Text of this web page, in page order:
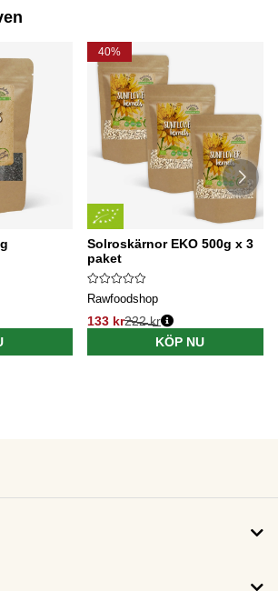
40%
Solroskärnor EKO 500g x 3
paket
Rawfoodshop
133 kr222 kr
KÖP NU